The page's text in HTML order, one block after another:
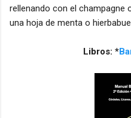
rellenando con el champagne
una hoja de menta o
Libros: *